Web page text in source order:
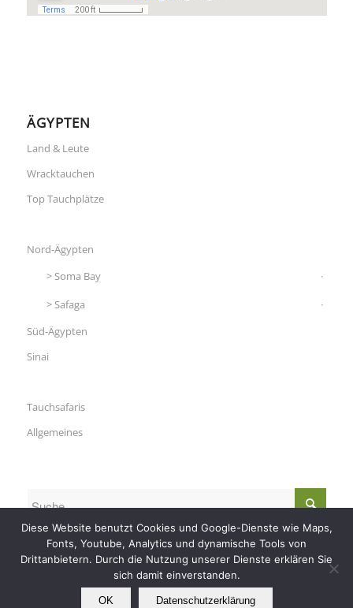
ÄGYPTEN
Land & Leute
Wracktauchen
Top Tauchplätze
Nord-Ägypten
Soma Bay
Safaga
Süd-Ägypten
Sinai
Tauchsafaris
Allgemeines
Diese Website benutzt Cookies und Google-Dienste wie Maps,
Fonts, Youtube, Analytics und dynamische Tools von
Drittanbietern. Durch die Nutzung unserer Dienste erklären Sie
sich damit einverstanden.
OK Datenschutzerklärung